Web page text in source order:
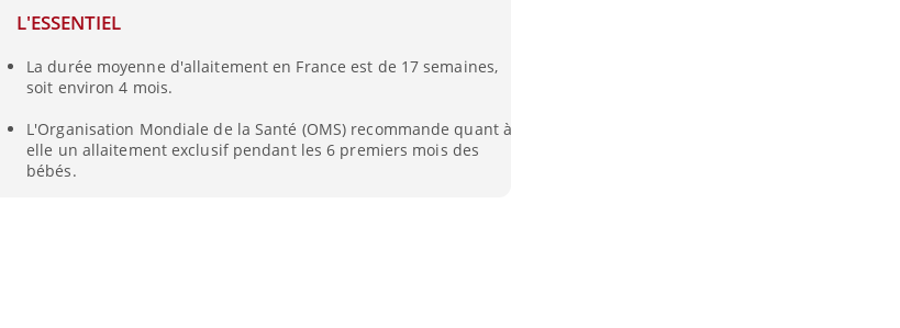
L'ESSENTIEL
La durée moyenne d'allaitement en France est de 17 semaines,
soit environ 4 mois.
L'Organisation Mondiale de la Santé (OMS) recommande quant à
elle un allaitement exclusif pendant les 6 premiers mois des
bébés.